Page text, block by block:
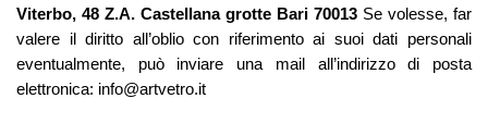
Viterbo, 48 Z.A. Castellana grotte Bari 70013 Se volesse, far
valere il diritto all’oblio con riferimento ai suoi dati personali
eventualmente, può inviare una mail all’indirizzo di posta
elettronica: info@artvetro.it